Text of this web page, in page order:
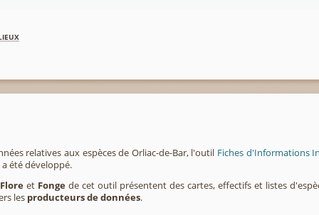
relatives aux espèces de Orliac-de-Bar, l'outil Fiches d'Informations
a été développé.
Flore et Fonge de cet outil présentent des cartes, effectifs et listes
les producteurs de données.